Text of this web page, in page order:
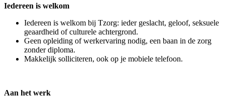
Iedereen is welkom
Iedereen is welkom bij Tzorg: ieder geslacht, geloof, seksuele
geaardheid of culturele achtergrond.
Geen opleiding of werkervaring nodig, een baan in de zorg
zonder diploma.
Makkelijk solliciteren, ook op je mobiele telefoon.
Aan het werk